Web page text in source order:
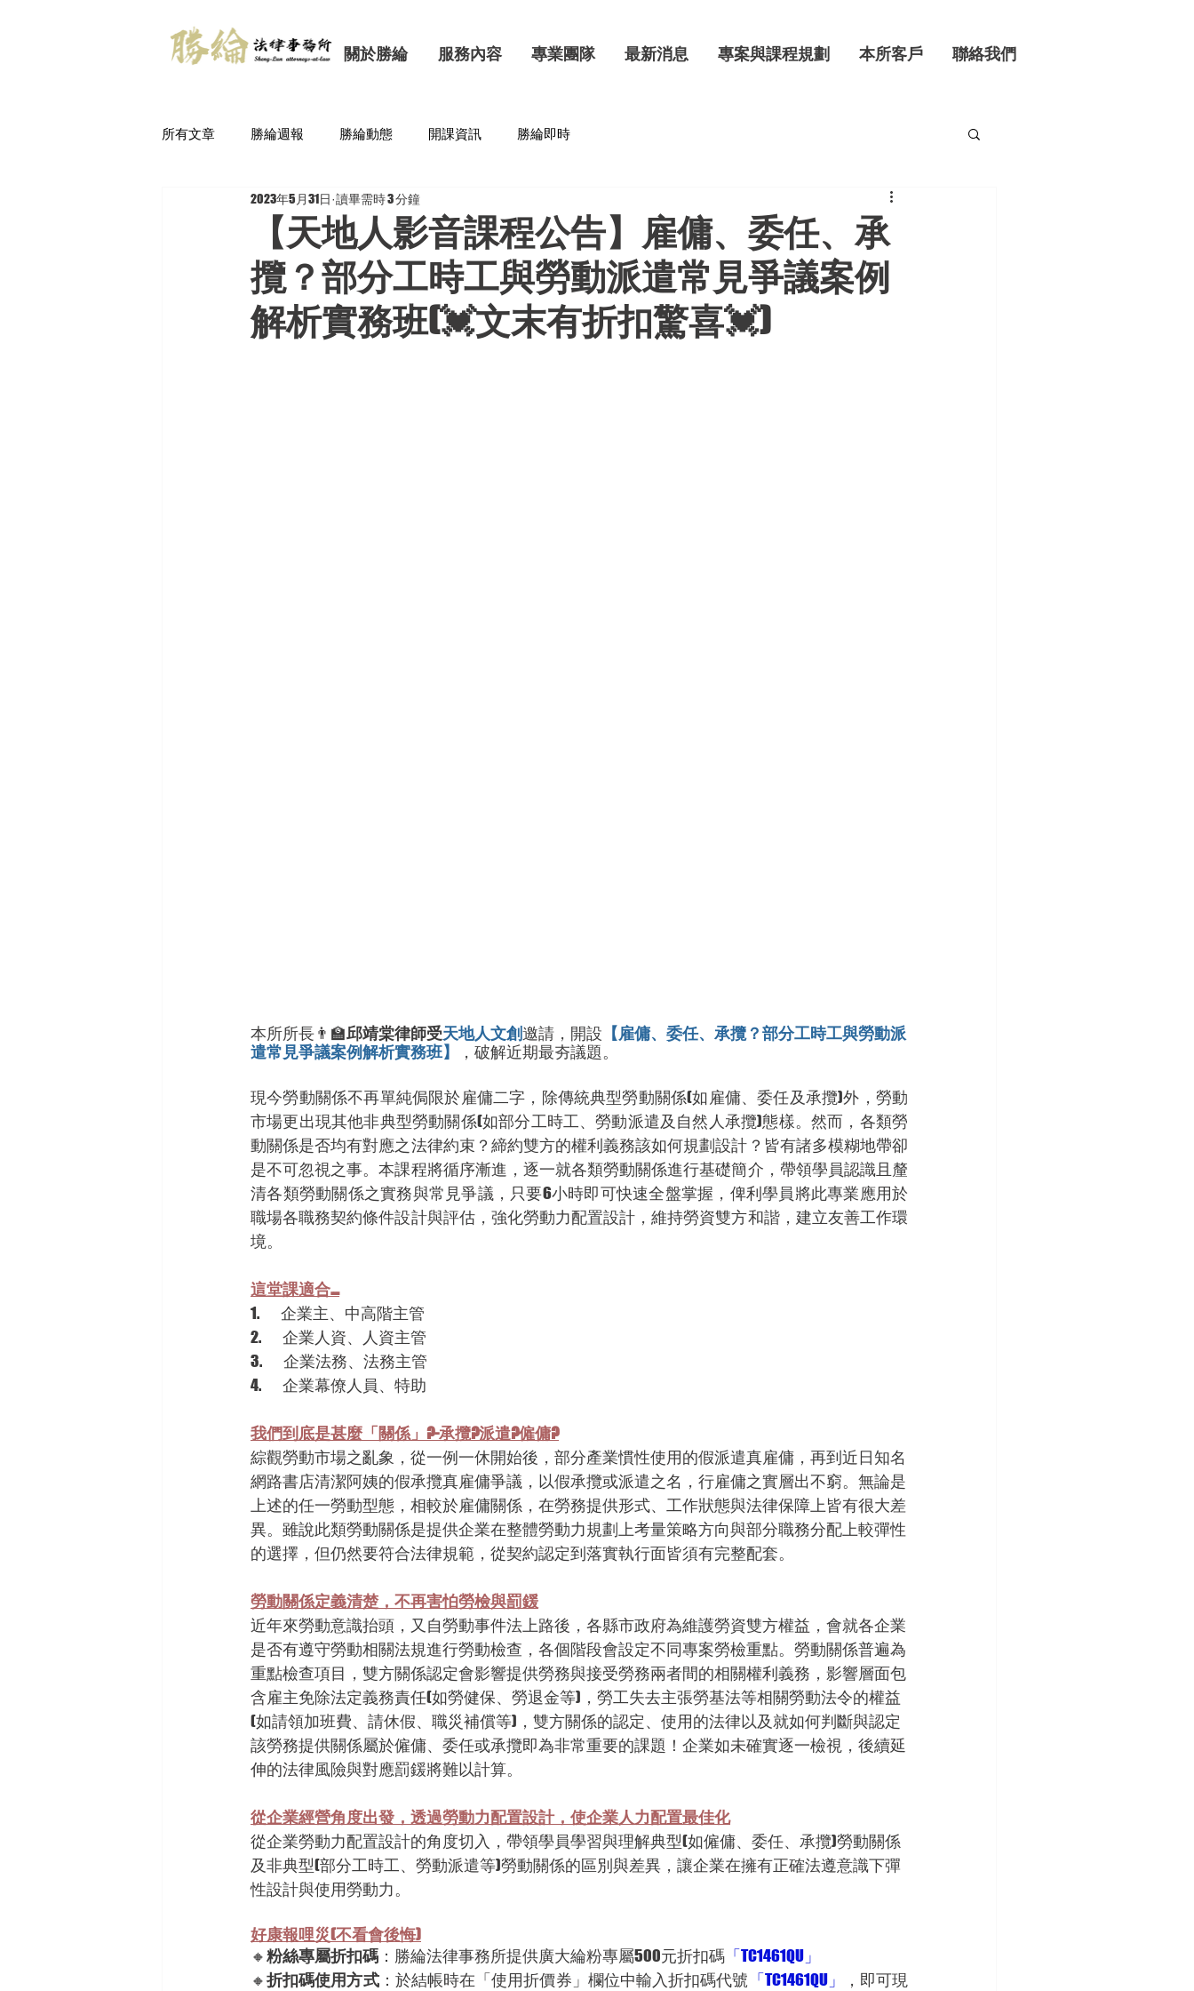
關於勝綸 服務內容 專業團隊 最新消息 專案與課程規劃 本所客戶 聯絡我們
所有文章 勝綸週報 勝綸動態 開課資訊 勝綸即時
【天地人影音課程公告】雇傭、委任、承
攬？部分工時工與勞動派遣常見爭議案例
解析實務班(💓文末有折扣驚喜💓)
2023年5月31日 讀畢需時 3 分鐘
本所所長👨‍🏫邱靖棠律師受天地人文創邀請，開設 【雇傭、委任、承攬？部分工時工與勞動派
遣常見爭議案例解析實務班】
，破解近期最夯議題。
現今勞動關係不再單純侷限於雇傭二字，除傳統典型勞動關係(如雇傭、委任及承攬)外，勞動
市場更出現其他非典型勞動關係(如部分工時工、勞動派遣及自然人承攬)態樣。然而，各類勞
動關係是否均有對應之法律約束？締約雙方的權利義務該如何規劃設計？皆有諸多模糊地帶卻
是不可忽視之事。本課程將循序漸進，逐一就各類勞動關係進行基礎簡介，帶領學員認識且釐
清各類勞動關係之實務與常見爭議，只要6小時即可快速全盤掌握，俾利學員將此專業應用於
職場各職務契約條件設計與評估，強化勞動力配置設計，維持勞資雙方和諧，建立友善工作環
境。
這堂課適合…
1.        企業主、中高階主管
2.        企業人資、人資主管
3.        企業法務、法務主管
4.        企業幕僚人員、特助
我們到底是甚麼「關係」?-承攬?派遣?僱傭?
綜觀勞動市場之亂象，從一例一休開始後，部分產業慣性使用的假派遣真雇傭，再到近日知名
網路書店清潔阿姨的假承攬真雇傭爭議，以假承攬或派遣之名，行雇傭之實層出不窮。無論是
上述的任一勞動型態，相較於雇傭關係，在勞務提供形式、工作狀態與法律保障上皆有很大差
異。雖說此類勞動關係是提供企業在整體勞動力規劃上考量策略方向與部分職務分配上較彈性
的選擇，但仍然要符合法律規範，從契約認定到落實執行面皆須有完整配套。
勞動關係定義清楚，不再害怕勞檢與罰鍰
近年來勞動意識抬頭，又自勞動事件法上路後，各縣市政府為維護勞資雙方權益，會就各企業
是否有遵守勞動相關法規進行勞動檢查，各個階段會設定不同專案勞檢重點。勞動關係普遍為
重點檢查項目，雙方關係認定會影響提供勞務與接受勞務兩者間的相關權利義務，影響層面包
含雇主免除法定義務責任(如勞健保、勞退金等)，勞工失去主張勞基法等相關勞動法令的權益
(如請領加班費、請休假、職災補償等)，雙方關係的認定、使用的法律以及就如何判斷與認定
該勞務提供關係屬於僱傭、委任或承攬即為非常重要的課題！企業如未確實逐一檢視，後續延
伸的法律風險與對應罰鍰將難以計算。
從企業經營角度出發，透過勞動力配置設計，使企業人力配置最佳化
從企業勞動力配置設計的角度切入，帶領學員學習與理解典型(如僱傭、委任、承攬)勞動關係
及非典型(部分工時工、勞動派遣等)勞動關係的區別與差異，讓企業在擁有正確法遵意識下彈
性設計與使用勞動力。
好康報哩災(不看會後悔)
🔸粉絲專屬折扣碼 ：勝綸法律事務所提供廣大綸粉專屬500元折扣碼 「TC1461QU」
🔸折扣碼使用方式：於結帳時在「使用折價券」欄位中輸入折扣碼代號 「TC1461QU」 ，即可現